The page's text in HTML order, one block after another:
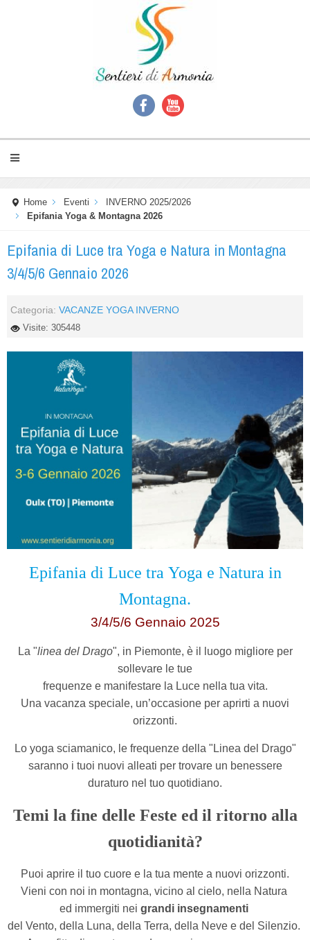
Home Eventi
INVERNO 2025/2026
Epifania Yoga & Montagna 2026
Epifania di Luce tra Yoga e Natura in Montagna
3/4/5/6 Gennaio 2026
Categoria: VACANZE YOGA INVERNO
Visite: 305448
Epifania di Luce tra Yoga e Natura in
Montagna.
3/4/5/6 Gennaio 2025
La "linea del Drago", in Piemonte, è il luogo migliore per
sollevare le tue
frequenze e manifestare la Luce nella tua vita.
Una vacanza speciale, un’occasione per aprirti a nuovi
orizzonti.
Lo yoga sciamanico, le frequenze della "Linea del Drago"
saranno i tuoi nuovi alleati per trovare un benessere
duraturo nel tuo quotidiano.
Temi la fine delle Feste ed il ritorno alla
quotidianità?
Puoi aprire il tuo cuore e la tua mente a nuovi orizzonti.
Vieni con noi in montagna, vicino al cielo, nella Natura
ed immergiti nei grandi insegnamenti
del Vento, della Luna, della Terra, della Neve e del Silenzio.